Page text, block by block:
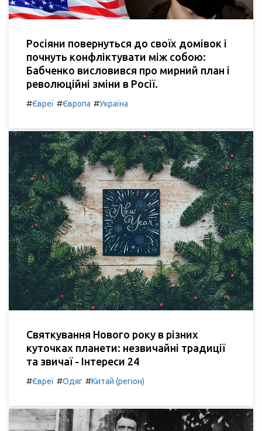
Росіяни повернуться до своїх домівок і
почнуть конфліктувати між собою:
Бабченко висловився про мирний план і
революційні зміни в Росії.
#Євреї #Європа #Україна
Святкування Нового року в різних
куточках планети: незвичайні традиції
та звичаї - Інтереси 24
#Євреї #Одяг #Китай (регіон)